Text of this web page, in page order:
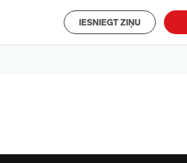
IESNIEGT ZIŅU